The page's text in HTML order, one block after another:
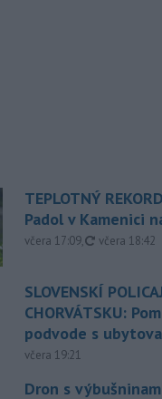
TEPLOTNÝ
Padol v Kamenici
včera 17:09, aktualizované
včera 18:42
SLOVENSKÍ
CHORVÁTSKU:
podvode s
včera 19:21
Dron s